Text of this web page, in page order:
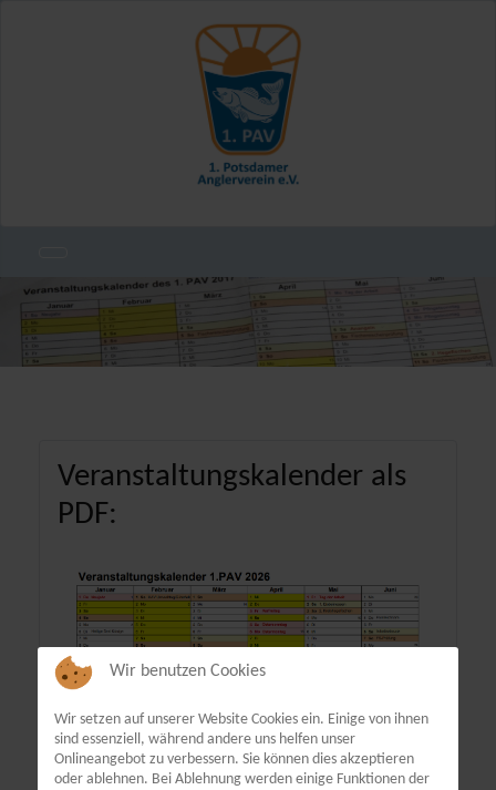
Veranstaltungskalender als
PDF:
Wir benutzen Cookies
Wir setzen auf unserer Website Cookies ein. Einige von ihnen
sind essenziell, während andere uns helfen unser
Onlineangebot zu verbessern. Sie können dies akzeptieren
oder ablehnen. Bei Ablehnung werden einige Funktionen der